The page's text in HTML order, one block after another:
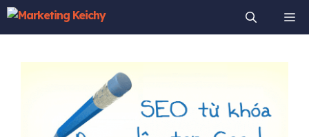
Chuyển
dung